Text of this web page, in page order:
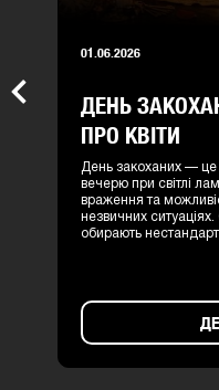
Previous
ДЕНЬ
ПРО КВІТИ
День закоханих — це
вечерю при світлі
враження та
незвичних
обирають
01.06.2026